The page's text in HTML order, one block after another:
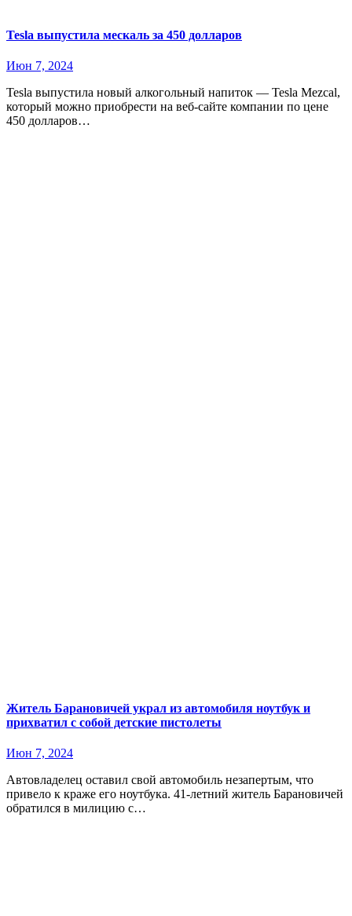
Tesla выпустила мескаль за 450 долларов
Июн 7, 2024
Tesla выпустила новый алкогольный напиток — Tesla Mezcal,
который можно приобрести на веб-сайте компании по цене
450 долларов…
Житель Барановичей украл из автомобиля ноутбук и
прихватил с собой детские пистолеты
Июн 7, 2024
Автовладелец оставил свой автомобиль незапертым, что
привело к краже его ноутбука. 41-летний житель Барановичей
обратился в милицию с…